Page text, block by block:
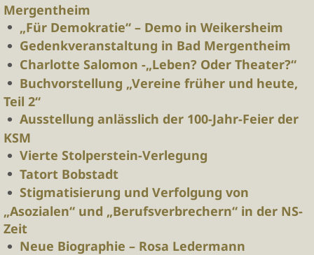
Mergentheim
„Für Demokratie“ – Demo in Weikersheim
Gedenkveranstaltung in Bad Mergentheim
Charlotte Salomon -„Leben? Oder Theater?“
Buchvorstellung „Vereine früher und heute,
Teil 2“
Ausstellung anlässlich der 100-Jahr-Feier der
KSM
Vierte Stolperstein-Verlegung
Tatort Bobstadt
Stigmatisierung und Verfolgung von
„Asozialen“ und „Berufsverbrechern“ in der NS-
Zeit
Neue Biographie – Rosa Ledermann